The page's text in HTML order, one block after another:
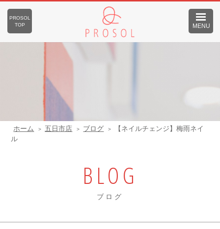
MENU
PROSOL
TOP
ホーム 五日市店 ブログ
【ネイルチェンジ】梅雨ネイ
ル
BLOG
ブログ